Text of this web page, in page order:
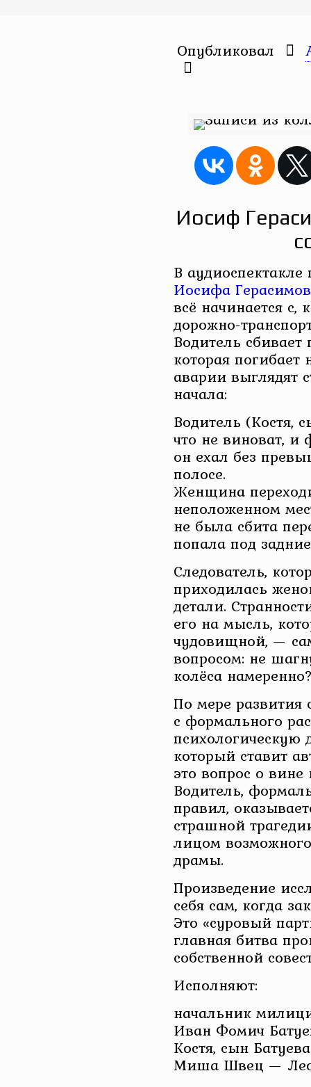
Опубликовал
Иосиф
В
Иосифа
всё начинается с,
дорожно-
Водитель
которая погибает
аварии выглядят
начала:
Водитель (Костя,
что не виноват, и
он ехал без
полосе.
Женщина
неположенном
не была сбита
попала под
Следователь,
приходилась
детали.
его на мысль,
чудовищной, —
вопросом: не
колёса
По мере развития
с формального
психологическую
который ставит
это вопрос о вине
Водитель,
правил,
страшной
лицом
драмы.
Произведение
себя сам, когда
Это «суровый
главная битва
собственной
Исполняют:
начальник
Иван Фомич
Костя, сын
Миша Швец —